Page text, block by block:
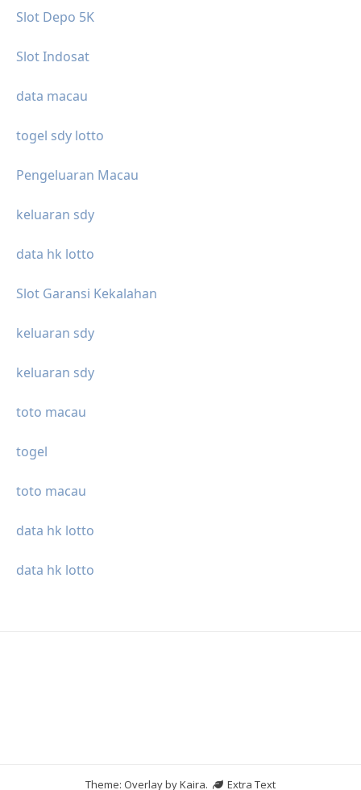
Slot Depo 5K
Slot Indosat
data macau
togel sdy lotto
Pengeluaran Macau
keluaran sdy
data hk lotto
Slot Garansi Kekalahan
keluaran sdy
keluaran sdy
toto macau
togel
toto macau
data hk lotto
data hk lotto
Theme: Overlay byKaira. Extra Text